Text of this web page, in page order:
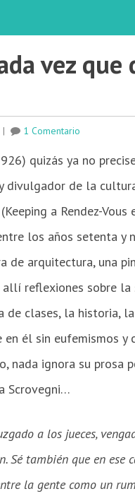
vez
| 1 Comentario
quizás ya no
divulgador de la
(Keeping a Rendez-
los años setenta y
de arquitectura, una
reflexiones sobre
de clases, la historia,
él sin eufemismos y
nada ignora su prosa
Scrovegni…
a los jueces,
Sé también que en
la gente como un